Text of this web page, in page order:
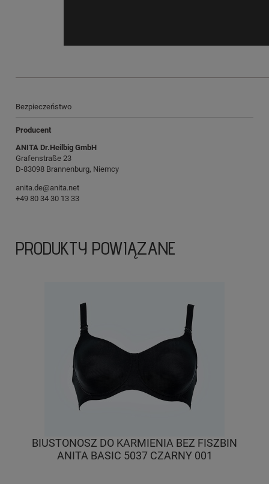
Bezpieczeństwo
Producent
ANITA Dr.Heilbig GmbH
Grafenstraße 23
D-83098 Brannenburg, Niemcy
anita.de@anita.net
+49 80 34 30 13 33
PRODUKTY POWIĄZANE
BIUSTONOSZ DO KARMIENIA BEZ FISZBIN
ANITA BASIC 5037 CZARNY 001